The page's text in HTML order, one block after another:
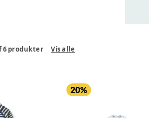
6 produkter Vis alle